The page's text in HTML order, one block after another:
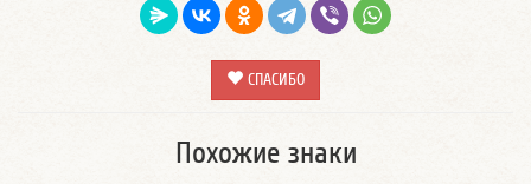
СПАСИБО
Похожие знаки